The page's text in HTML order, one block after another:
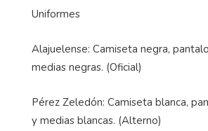
Uniformes
Alajuelense: Camiseta negra,
medias negras. (Oficial)
Pérez Zeledón: Camiseta blanca,
y medias blancas. (Alterno)